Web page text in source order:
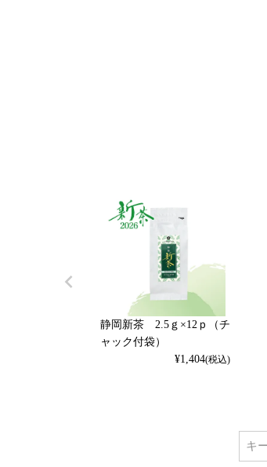
静岡新茶 2.5ｇ×12ｐ（チ
ャック付袋）
¥1,404(税込)